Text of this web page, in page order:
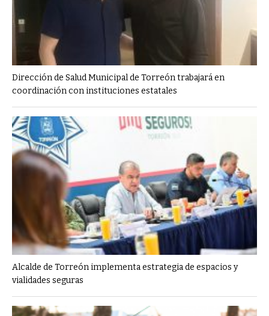
Dirección de Salud Municipal de Torreón trabajará en
coordinación con instituciones estatales
Alcalde de Torreón implementa estrategia de espacios y
vialidades seguras